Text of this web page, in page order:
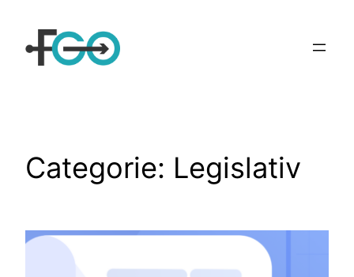
conținut
Categorie: Legislativ